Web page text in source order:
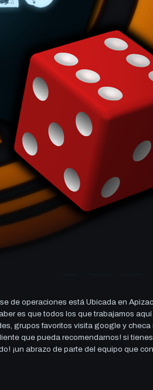
de operaciones está Ubicada en
es que todos los que trabajamos
grupos favoritos visita google y
que pueda recomendarnos! si
¡un abrazo de parte del equipo que